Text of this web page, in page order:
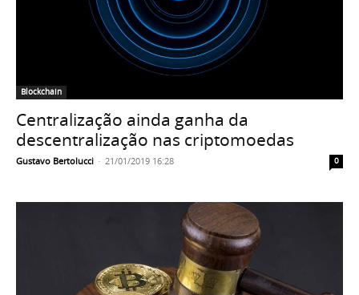
Blockchain
Centralização ainda ganha da
descentralização nas criptomoedas
Gustavo Bertolucci - 21/01/2019 16:28 0